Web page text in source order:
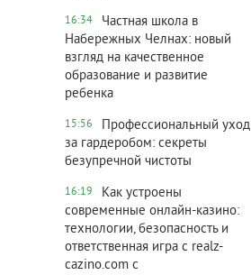
16:34
Частная школа в
Набережных Челнах: новый
взгляд на качественное
образование и развитие
ребенка
15:56
Профессиональный уход
за гардеробом: секреты
безупречной чистоты
16:19
Как устроены
современные онлайн-казино:
технологии, безопасность и
ответственная игра с realz-
cazino.com с